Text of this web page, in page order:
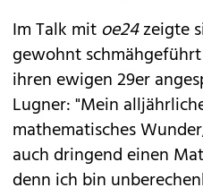
Im Talk mit oe24zeigte
gewohnt
ihren ewigen 29er
Lugner: "Mein
mathematisches
auch dringend einen
denn ich bin